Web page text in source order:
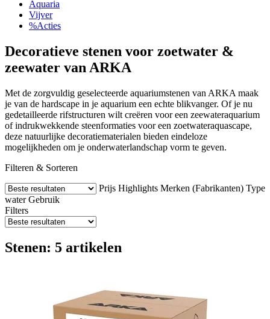
Aquaria
Vijver
%Acties
Decoratieve stenen voor zoetwater &
zeewater van ARKA
Met de zorgvuldig geselecteerde aquariumstenen van ARKA maak
je van de hardscape in je aquarium een echte blikvanger. Of je nu
gedetailleerde rifstructuren wilt creëren voor een zeewateraquarium
of indrukwekkende steenformaties voor een zoetwateraquascape,
deze natuurlijke decoratiematerialen bieden eindeloze
mogelijkheden om je onderwaterlandschap vorm te geven.
Filteren & Sorteren
Prijs Highlights Merken (Fabrikanten) Type
water Gebruik
Filters
Stenen: 5 artikelen